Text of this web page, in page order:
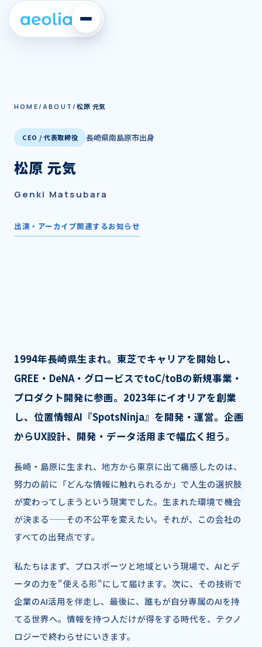
HOME ABOUT 松原 元気
CEO / 代表取締役 長崎県南島原市出身
松原 元気
Genki Matsubara
出演・アーカイブ関連するお知らせ
1994年長崎県生まれ。東芝でキャリアを開始し、
GREE・DeNA・グロービスでtoC/toBの新規事業・
プロダクト開発に参画。2023年にイオリアを創業
し、位置情報AI『SpotsNinja』を開発・運営。企画
からUX設計、開発・データ活用まで幅広く担う。
長崎・島原に生まれ、地方から東京に出て痛感したのは、
努力の前に「どんな情報に触れられるか」で人生の選択肢
が変わってしまうという現実でした。生まれた環境で機会
が決まる——その不公平を変えたい。それが、この会社の
すべての出発点です。
私たちはまず、プロスポーツと地域という現場で、AIとデ
ータの力を"使える形"にして届けます。次に、その技術で
企業のAI活用を伴走し、最後に、誰もが自分専属のAIを持
てる世界へ。情報を持つ人だけが得をする時代を、テクノ
ロジーで終わらせにいきます。